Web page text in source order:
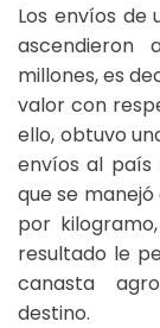
Los envíos de
ascendieron
millones, es
valor con
ello, obtuvo
envíos al país
que se manejó
por
resultado le
canasta
destino.